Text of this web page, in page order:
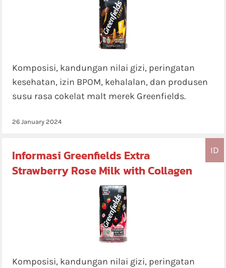
Komposisi, kandungan nilai gizi, peringatan
kesehatan, izin BPOM, kehalalan, dan produsen
susu rasa cokelat malt merek Greenfields.
26 January 2024
ID
Informasi Greenfields Extra
Strawberry Rose Milk with Collagen
Komposisi, kandungan nilai gizi, peringatan